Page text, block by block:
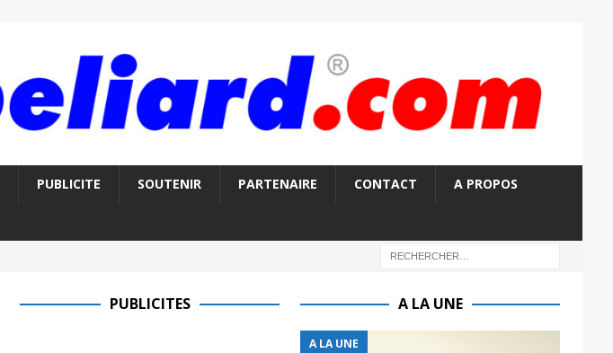
PUBLICITE SOUTENIR PARTENAIRE CONTACT A PROPOS
PUBLICITES A LA UNE
A LA UNE